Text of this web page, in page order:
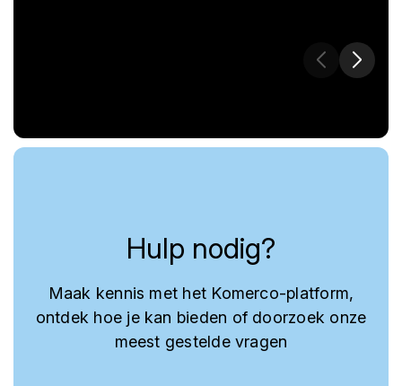
Hulp nodig?
Maak kennis met het Komerco-platform,
ontdek hoe je kan bieden of doorzoek onze
meest gestelde vragen